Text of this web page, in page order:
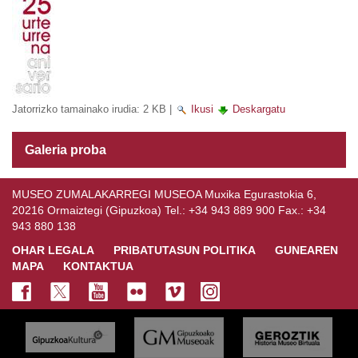
Jatorrizko tamainako irudia: 2 KB Ikusi Deskargatu
Galeria proba
MUSEO ZUMALAKARREGI MUSEOA Muxika Egurastokia 6,
20216 Ormaiztegi (Gipuzkoa) Tel.: +34 943 889 900 Fax.: +34
943 880 138
OHAR LEGALA
PRIBATUTASUN POLITIKA
GUNEAREN
MAPA
KONTAKTUA